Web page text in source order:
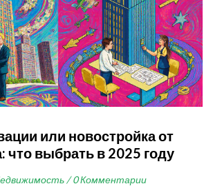
или новостройка от
что выбрать в 2025 году
/ 0 Комментарии